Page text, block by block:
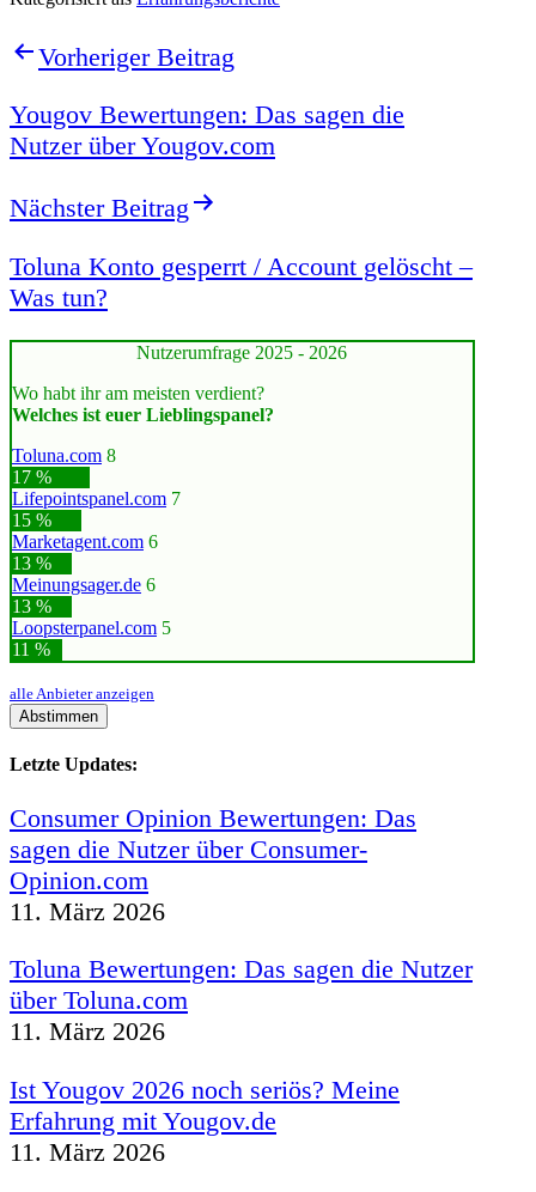
Beitragsnavigation
Vorheriger Beitrag
Yougov Bewertungen: Das sagen die
Nutzer über Yougov.com
Nächster Beitrag
Toluna Konto gesperrt / Account gelöscht –
Was tun?
Nutzerumfrage 2025 - 2026
Wo habt ihr am meisten verdient?
Welches ist euer Lieblingspanel?
Toluna.com 8
17 %
Lifepointspanel.com 7
15 %
Marketagent.com 6
13 %
Meinungsager.de 6
13 %
Loopsterpanel.com 5
11 %
alle Anbieter anzeigen
Abstimmen
Letzte Updates:
Consumer Opinion Bewertungen: Das
sagen die Nutzer über Consumer-
Opinion.com
11. März 2026
Toluna Bewertungen: Das sagen die Nutzer
über Toluna.com
11. März 2026
Ist Yougov 2026 noch seriös? Meine
Erfahrung mit Yougov.de
11. März 2026